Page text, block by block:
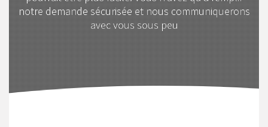
notre demande sécurisée et nous communiquerons
avec vous sous peu